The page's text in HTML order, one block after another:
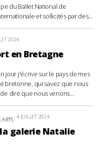
du Ballet National de
et sollicités par des...
2024
en Bretagne
jour j'écrive sur le pays de mes
bretonne, qui savez que nous
dire que nous venons...
4 JUILLET 2024
galerie Natalie